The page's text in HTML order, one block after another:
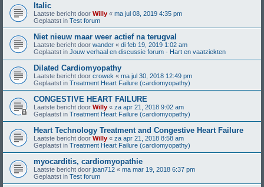
Italic
Laatste bericht door Willy « ma jul 08, 2019 4:35 pm
Geplaatst in Test forum
Niet nieuw maar weer actief na terugval
Laatste bericht door wander « di feb 19, 2019 1:02 am
Geplaatst in Jouw verhaal en discussie forum - Hart en vaatziekten
Dilated Cardiomyopathy
Laatste bericht door crowek « ma jul 30, 2018 12:49 pm
Geplaatst in Treatment Heart Failure (cardiomyopathy)
CONGESTIVE HEART FAILURE
Laatste bericht door Willy « za apr 21, 2018 9:02 am
Geplaatst in Treatment Heart Failure (cardiomyopathy)
Heart Technology Treatment and Congestive Heart Failure
Laatste bericht door Willy « za apr 21, 2018 8:58 am
Geplaatst in Treatment Heart Failure (cardiomyopathy)
myocarditis, cardiomyopathie
Laatste bericht door joan712 « ma mar 19, 2018 6:37 pm
Geplaatst in Test forum